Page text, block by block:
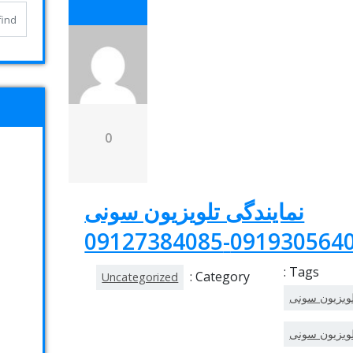
0
نمایندگی تلویزیون سونی
Tags :
سونی
سونی
Category :
Uncategorized